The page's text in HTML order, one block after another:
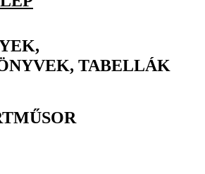
TABELLÁK